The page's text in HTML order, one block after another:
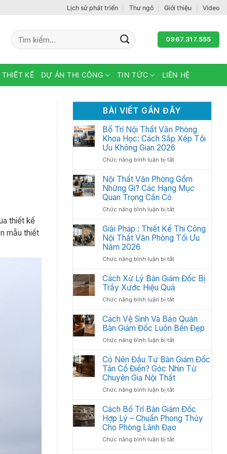
Lịch sử phát triển Thư ngỏ Giới thiệu Video
Tìm
kiếm:
0967.317.555
KẾ DỰ ÁN THI CÔNG TIN TỨC LIÊN HỆ
thiết kế
mẫu thiết
BÀI VIẾT GẦN ĐÂY
Bố Trí Nội Thất Văn Phòng
Khoa Học: Cách Sắp Xếp Tối
Ưu Không Gian 2026
Chức năng bình luận bị tắtở
Trí
Nội
Thất
Phòng
Học:
Cách
Tối
Không
Gian
2026
Nội Thất Văn Phòng Gồm
Những Gì? Các Hạng Mục
Quan Trọng Cần Có
Chức năng bình luận bị tắtở
Thất
Văn
Phòng
Những
Các
Hạng
Quan
Cần
Có
Giải Pháp : Thiết Kế Thi Công
Nội Thất Văn Phòng Tối Ưu
Năm 2026
Chức năng bình luận bị tắtở
Pháp
Kế
Công
Nội
Tối
Ưu
Năm
2026
Cách Xử Lý Bàn Giám Đốc Bị
Trầy Xước Hiệu Quả
Chức năng bình luận bị tắtở
Xử
Lý
Bàn
Giám
Bị
Trầy
Xước
Quả
Cách Vệ Sinh Và Bảo Quản
Bàn Giám Đốc Luôn Bền Đẹp
Chức năng bình luận bị tắtở
Vệ
Sinh
Và
Bảo
Quản
Giám
Đốc
Luôn
Đẹp
Có Nên Đầu Tư Bàn Giám Đốc
Tân Cổ Điển? Góc Nhìn Từ
Chuyên Gia Nội Thất
Chức năng bình luận bị tắtở
Nên
Đầu
Tư
Bàn
Giám
Cách Bố Trí Bàn Giám Đốc
Hợp Lý – Chuẩn Phong Thủy
Cho Phòng Lãnh Đạo
Chức năng bình luận bị tắtở